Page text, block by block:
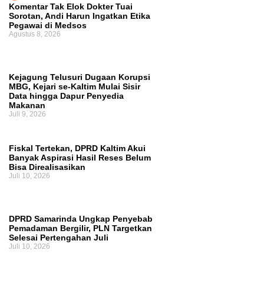
Komentar Pegawai RSUD IA Moeis Tuai
Ruang Fiskal Kaltim Kian Terhimpit
Komentar Tak Elok Dokter Tuai
Sorotan, Andi Harun Ingatkan Etika
Pegawai di Medsos
Agustus 8, 2026
Kejagung Telusuri Dugaan Korupsi
MBG, Kejari se-Kaltim Mulai Sisir
Data hingga Dapur Penyedia
Makanan
Juli 9, 2026
Fiskal Tertekan, DPRD Kaltim Akui
Banyak Aspirasi Hasil Reses Belum
Bisa Direalisasikan
Juli 10, 2026
DPRD Samarinda Ungkap Penyebab
Pemadaman Bergilir, PLN Targetkan
Selesai Pertengahan Juli
Juli 10, 2026